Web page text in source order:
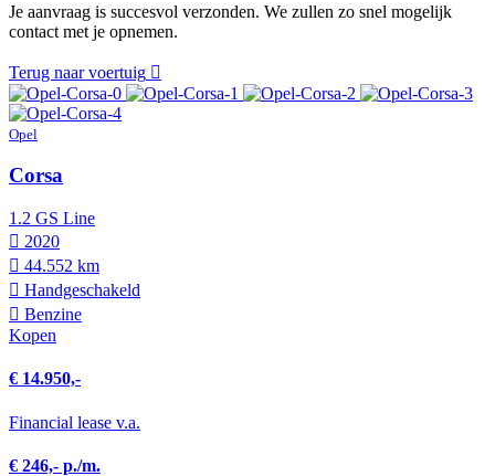
Je aanvraag is succesvol verzonden. We zullen zo snel mogelijk
contact met je opnemen.
Terug naar voertuig
Opel
Corsa
1.2 GS Line
2020
44.552 km
Hand­geschakeld
Benzine
Kopen
€ 14.950,-
Financial lease v.a.
€ 246,- p./m.